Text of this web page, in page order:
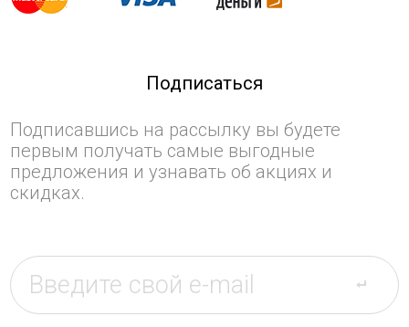
Подписаться
Подписавшись на рассылку вы будете
первым получать самые выгодные
предложения и узнавать об акциях и
скидках.